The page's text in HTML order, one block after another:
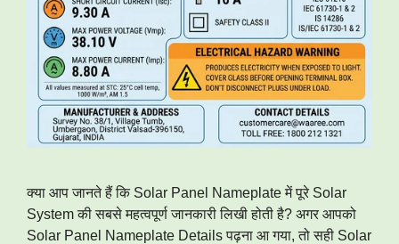
क्या आप जानते हैं कि Solar Panel Nameplate में पूरे Solar
System की सबसे महत्वपूर्ण जानकारी लिखी होती है? अगर आपको
Solar Panel Nameplate Details पढ़ना आ गया, तो सही Solar